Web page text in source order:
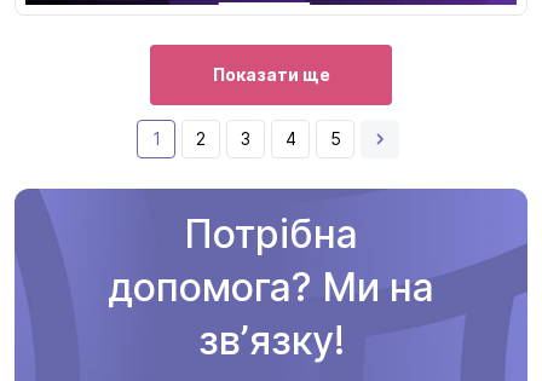
Показати ще
1 2 3 4 5
Потрібна
допомога? Ми на
звʼязку!